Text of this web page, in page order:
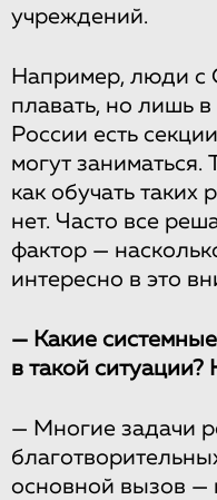
учреждений.
Например, люди с
плавать, но лишь
России есть
могут заниматься.
как обучать таких
нет. Часто все
фактор —
интересно в это
— Какие
в такой ситуации?
— Многие задачи
основной вызов —